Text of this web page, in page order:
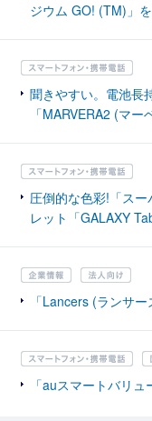
ジウム GO! (TM)」
聞きやすい。電池長
「MARVERA2 (マ
圧倒的な色彩!「ス
レット「GALAXY
「Lancers (ランサ
「auスマートバリ